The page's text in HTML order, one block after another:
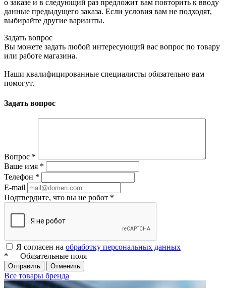
о заказе и в следующий раз предложит вам повторить к вводу
данные предыдущего заказа. Если условия вам не подходят,
выбирайте другие варианты.
Задать вопрос
Вы можете задать любой интересующий вас вопрос по товару
или работе магазина.
Наши квалифицированные специалисты обязательно вам
помогут.
Задать вопрос
Вопрос *
Ваше имя *
Телефон *
E-mail
Подтвердите, что вы не робот *
Я согласен на обработку персональных данных
* — Обязательные поля
Отменить
Все товары бренда